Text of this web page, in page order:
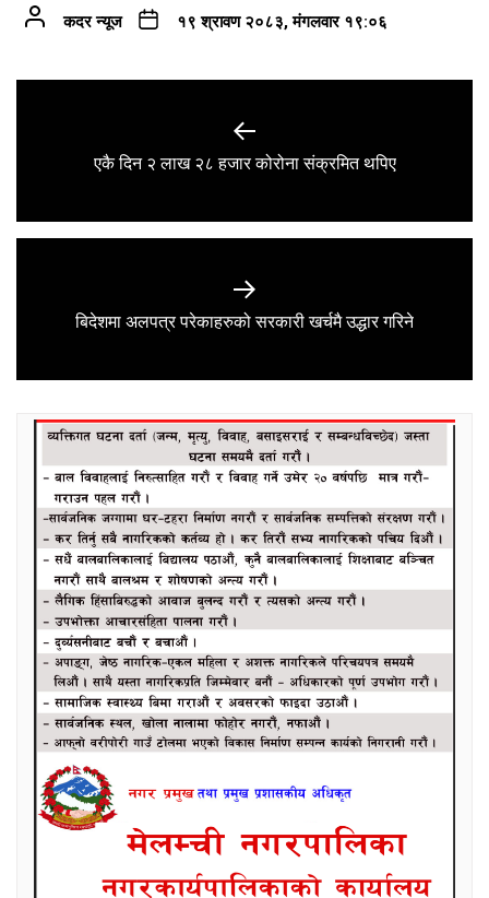
कदर न्यूज १९ श्रावण २०८३, मंगलवार १९:०६
Previous
एकै दिन २ लाख २८ हजार कोरोना संक्रमित थपिए
Next
बिदेशमा अलपत्र परेकाहरुको सरकारी खर्चमै उद्धार गरिने